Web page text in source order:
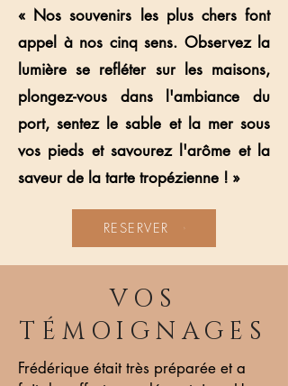
« Nos souvenirs les plus chers font
appel à nos cinq sens. Observez la
lumière se refléter sur les maisons,
plongez-vous dans l'ambiance du
port, sentez le sable et la mer sous
vos pieds et savourez l'arôme et la
saveur de la tarte tropézienne ! »
RESERVER
VOS
TÉMOIGNAGES
Frédérique était très préparée et a